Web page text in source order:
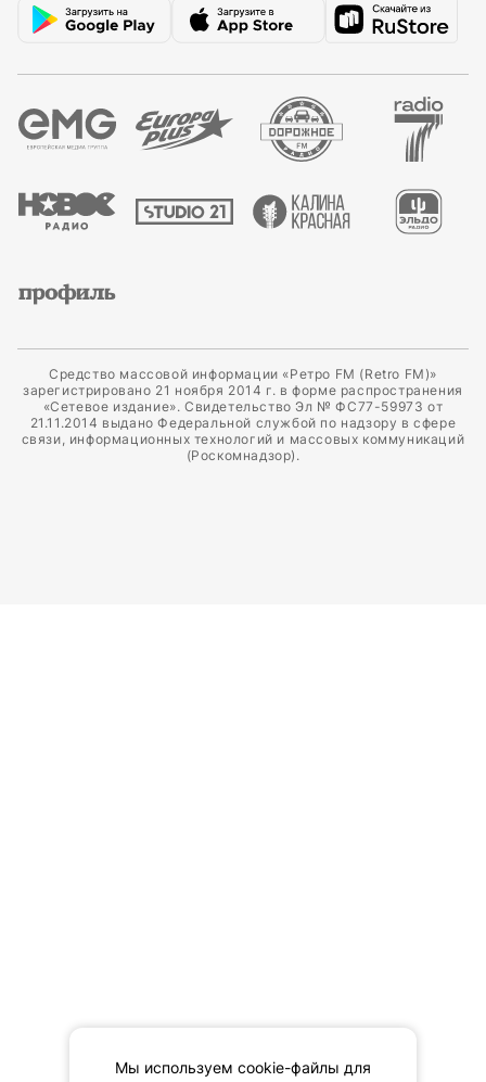
Средство массовой информации «Ретро FM (Retro FM)»
зарегистрировано 21 ноября 2014 г. в форме распространения
«Сетевое издание». Свидетельство Эл № ФС77-59973 от
21.11.2014 выдано Федеральной службой по надзору в сфере
связи, информационных технологий и массовых коммуникаций
(Роскомнадзор).
Мы используем cookie-файлы для